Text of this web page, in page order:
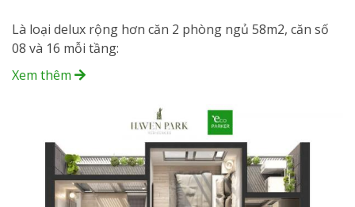
Là loại delux rộng hơn căn 2 phòng ngủ 58m2, căn số
08 và 16 mỗi tầng:
Xem thêm